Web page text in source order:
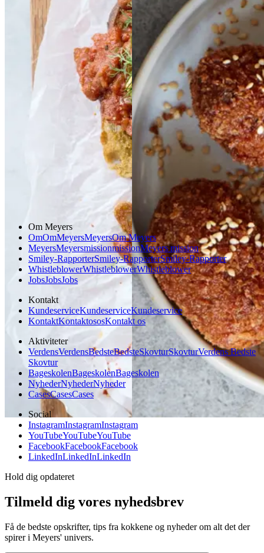
Baked Baked
beans på
på
stegt brødbrød
Aubergine-
Aubergine- ogog
sesamkroketter sesa
mkroketter medmed
peberfrugtdippeberf
rugtdip
Gem opskrift
Vegetarisk
Om Meyers
OmOmMeyersMeyersOm Meyers
MeyersMeyersmissionmissionMeyers mission
Smiley-RapporterSmiley-RapporterSmiley-Rapporter
WhistleblowerWhistleblowerWhistleblower
JobsJobsJobs
Kontakt
KundeserviceKundeserviceKundeservice
KontaktKontaktososKontakt os
Aktiviteter
VerdensVerdensBedsteBedsteSkovturSkovturVerdens Bedste
Skovtur
BageskolenBageskolenBageskolen
NyhederNyhederNyheder
CasesCasesCases
Social
InstagramInstagramInstagram
YouTubeYouTubeYouTube
FacebookFacebookFacebook
LinkedInLinkedInLinkedIn
Hold dig opdateret
Tilmeld dig vores nyhedsbrev
Få de bedste opskrifter, tips fra kokkene og nyheder om alt det der
spirer i Meyers' univers.